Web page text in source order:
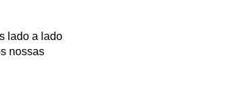
lado a lado
nossas